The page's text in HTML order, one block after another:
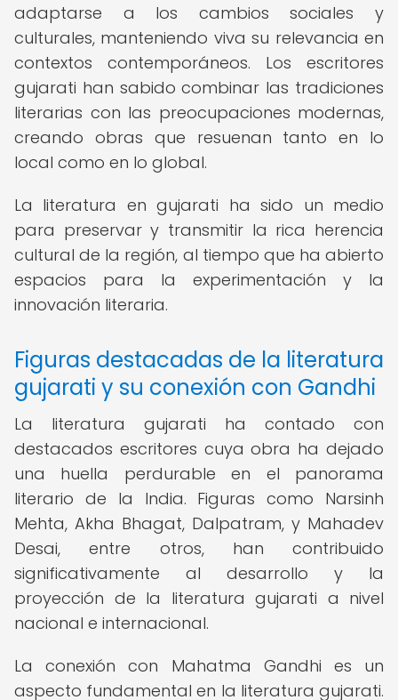
adaptarse a los cambios sociales y
culturales, manteniendo viva su relevancia en
contextos contemporáneos. Los escritores
gujarati han sabido combinar las tradiciones
literarias con las preocupaciones modernas,
creando obras que resuenan tanto en lo
local como en lo global.
La literatura en gujarati ha sido un medio
para preservar y transmitir la rica herencia
cultural de la región, al tiempo que ha abierto
espacios para la experimentación y la
innovación literaria.
Figuras destacadas de la literatura
gujarati y su conexión con Gandhi
La literatura gujarati ha contado con
destacados escritores cuya obra ha dejado
una huella perdurable en el panorama
literario de la India. Figuras como Narsinh
Mehta, Akha Bhagat, Dalpatram, y Mahadev
Desai, entre otros, han contribuido
significativamente al desarrollo y la
proyección de la literatura gujarati a nivel
nacional e internacional.
La conexión con Mahatma Gandhi es un
aspecto fundamental en la literatura gujarati.